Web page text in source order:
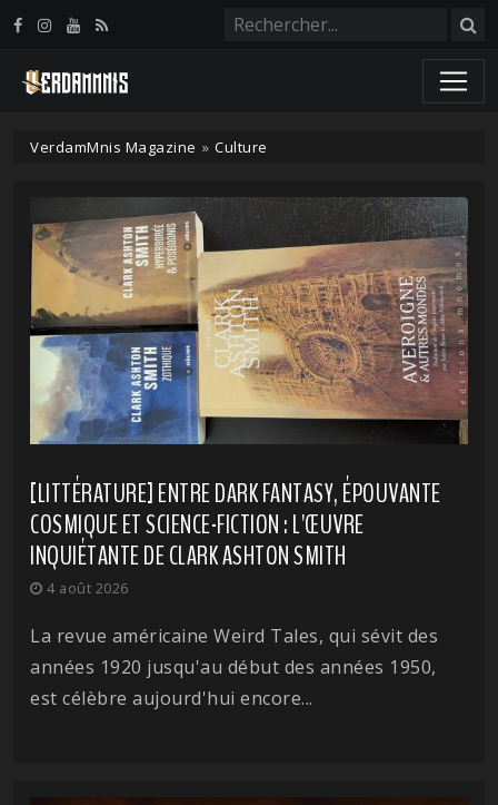
VerdamMnis Magazine » Culture
[LITTÉRATURE] ENTRE DARK FANTASY, ÉPOUVANTE
COSMIQUE ET SCIENCE-FICTION : L'ŒUVRE
INQUIÉTANTE DE CLARK ASHTON SMITH
4 août 2026
La revue américaine Weird Tales, qui sévit des
années 1920 jusqu'au début des années 1950,
est célèbre aujourd'hui encore...
Panneau de gestion des cookies